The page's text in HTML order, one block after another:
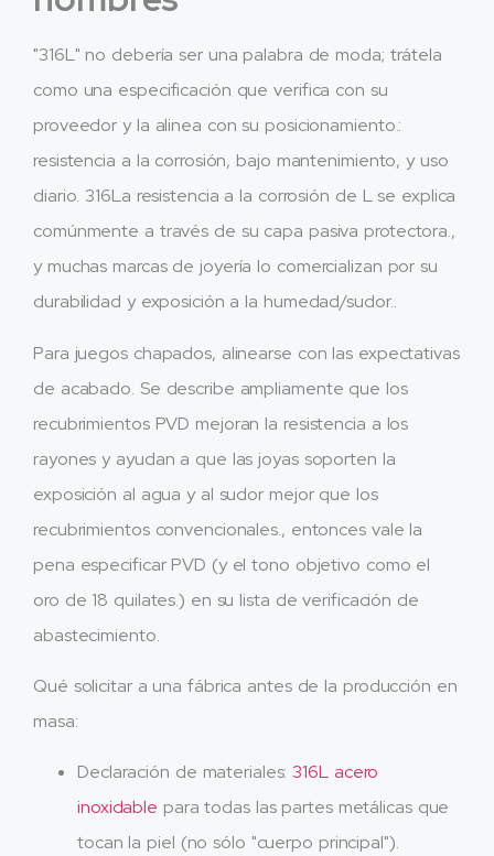
"316L" no debería ser una palabra de moda; trátela
como una especificación que verifica con su
proveedor y la alinea con su posicionamiento.:
resistencia a la corrosión, bajo mantenimiento, y uso
diario. 316La resistencia a la corrosión de L se explica
comúnmente a través de su capa pasiva protectora.,
y muchas marcas de joyería lo comercializan por su
durabilidad y exposición a la humedad/sudor..
Para juegos chapados, alinearse con las expectativas
de acabado. Se describe ampliamente que los
recubrimientos PVD mejoran la resistencia a los
rayones y ayudan a que las joyas soporten la
exposición al agua y al sudor mejor que los
recubrimientos convencionales., entonces vale la
pena especificar PVD (y el tono objetivo como el
oro de 18 quilates.) en su lista de verificación de
abastecimiento.
Qué solicitar a una fábrica antes de la producción en
masa:
Declaración de materiales:316L acero
inoxidable para todas las partes metálicas que
tocan la piel (no sólo "cuerpo principal").